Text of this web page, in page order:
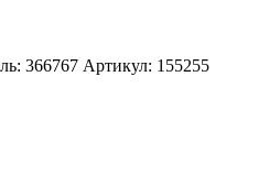
366767 Артикул: 155255